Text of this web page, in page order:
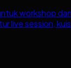
workshop
live session,